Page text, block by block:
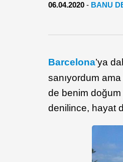
06.04.2020 - BANU
Barcelona’ya
sanıyordum
de benim
denilince, hayat